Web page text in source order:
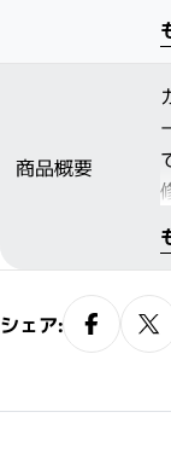
商品概要
シェア: